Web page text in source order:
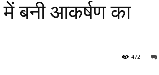
में बनी आकर्षण का
472